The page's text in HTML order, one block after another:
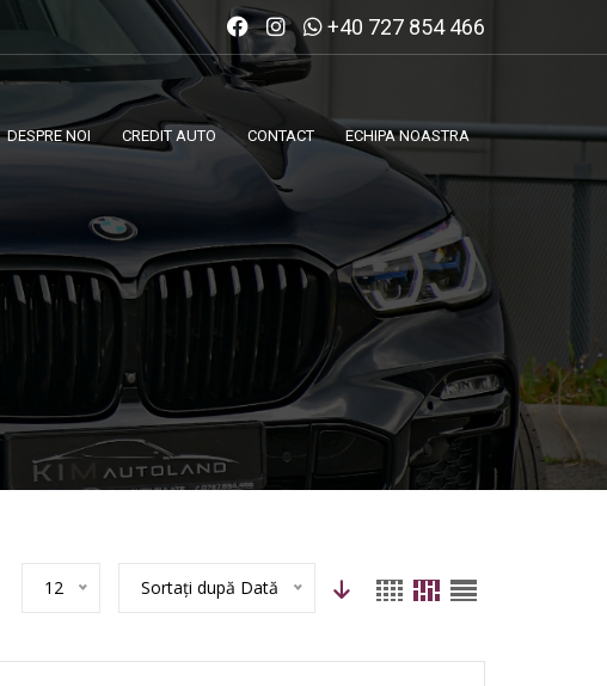
+40 727 854 466
DESPRE NOI CREDIT AUTO CONTACT ECHIPA NOASTRA
12 Sortați după Dată